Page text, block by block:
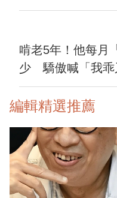
啃老5年！他每月
少 驕傲喊「我乖
編輯精選推薦